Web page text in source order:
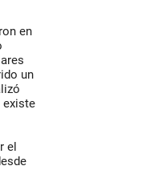
en
un
existe
el